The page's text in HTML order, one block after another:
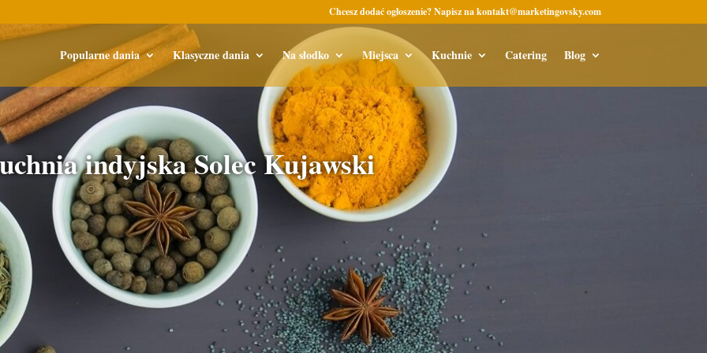
Chcesz dodać ogłoszenie? Napisz na kontakt@marketingovsky.com
Popularne dania Klasyczne dania Na słodko Miejsca Kuchnie Catering Blog
indyjska Solec Kujawski